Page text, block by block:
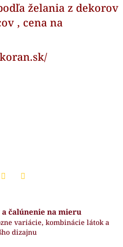
želania z dekorov
, cena na
čalúnenie na mieru
variácie, kombinácie látok a
dizajnu